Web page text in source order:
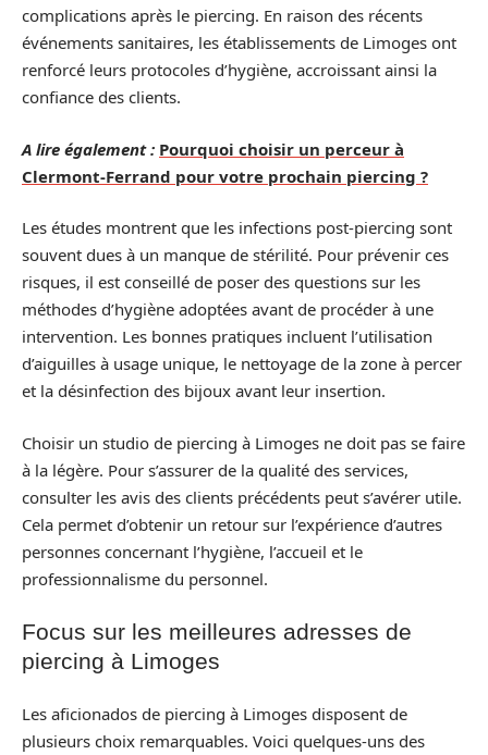
complications après le piercing. En raison des récents
événements sanitaires, les établissements de Limoges ont
renforcé leurs protocoles d’hygiène, accroissant ainsi la
confiance des clients.
A lire également : Pourquoi choisir un perceur à
Clermont-Ferrand pour votre prochain piercing ?
Les études montrent que les infections post-piercing sont
souvent dues à un manque de stérilité. Pour prévenir ces
risques, il est conseillé de poser des questions sur les
méthodes d’hygiène adoptées avant de procéder à une
intervention. Les bonnes pratiques incluent l’utilisation
d’aiguilles à usage unique, le nettoyage de la zone à percer
et la désinfection des bijoux avant leur insertion.
Choisir un studio de piercing à Limoges ne doit pas se faire
à la légère. Pour s’assurer de la qualité des services,
consulter les avis des clients précédents peut s’avérer utile.
Cela permet d’obtenir un retour sur l’expérience d’autres
personnes concernant l’hygiène, l’accueil et le
professionnalisme du personnel.
Focus sur les meilleures adresses de
piercing à Limoges
Les aficionados de piercing à Limoges disposent de
plusieurs choix remarquables. Voici quelques-uns des